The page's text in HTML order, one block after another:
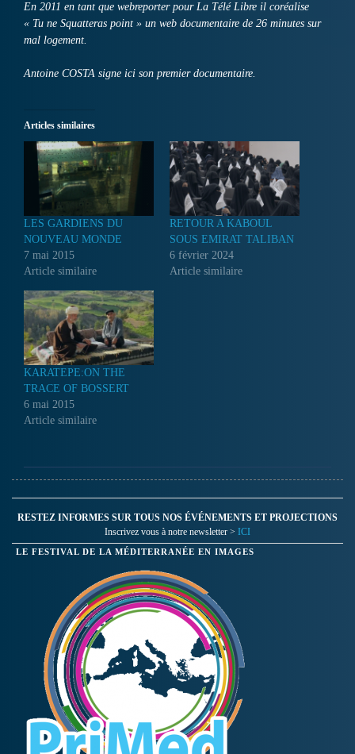
En 2011 en tant que webreporter pour La Télé Libre il coréalise
« Tu ne Squatteras point » un web documentaire de 26 minutes sur
mal logement.
Antoine COSTA signe ici son premier documentaire.
Articles similaires
LES GARDIENS DU
NOUVEAU MONDE
7 mai 2015
Article similaire
RETOUR A KABOUL
SOUS EMIRAT TALIBAN
6 février 2024
Article similaire
KARATEPE:ON THE
TRACE OF BOSSERT
6 mai 2015
Article similaire
RESTEZ INFORMES SUR TOUS NOS ÉVÉNEMENTS ET PROJECTIONS
Inscrivez vous à notre newsletter > ICI
LE FESTIVAL DE LA MÉDITERRANÉE EN IMAGES